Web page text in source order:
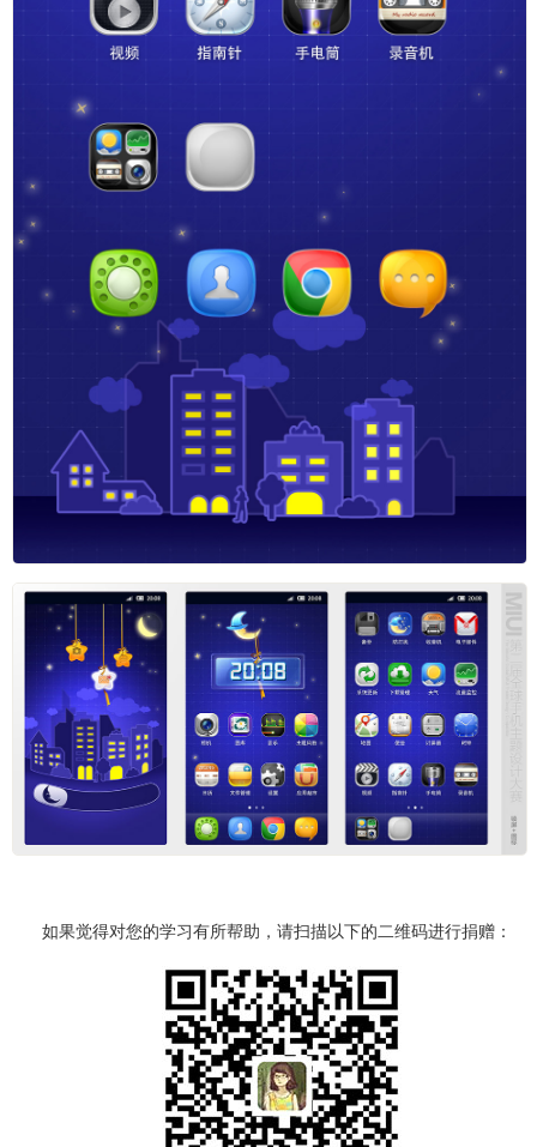
如果觉得对您的学习有所帮助，请扫描以下的二维码进行捐赠：